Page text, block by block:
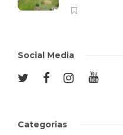
Social Media
Categorias